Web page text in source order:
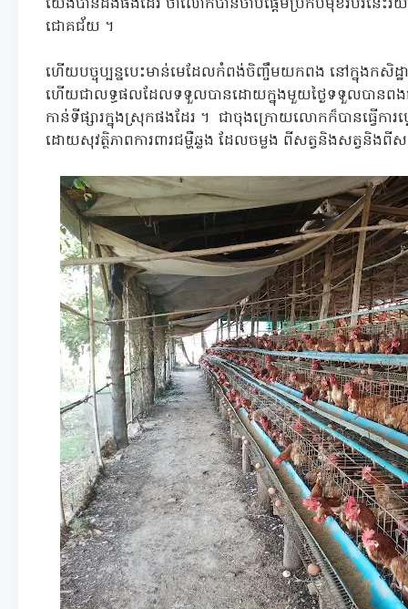
ជោគជ័យ ។
ហើយបច្ចុប្បន្នបេះមាន់មេដែលកំពង់ចិញ្ចឹមយកពង នៅក្នុងកសិ
ហើយជាលទ្ធផលដែលទទួលបានដោយក្នុងមួយថ្ងៃទទួលបានពងជ
កាន់ទីផ្សារក្នុងស្រុកផងដែរ ។ ជាចុងក្រោយលោកក៏បានធ្វើការប្ដ
ដោយសុវត្ថិភាពការពារជម្ហឺឆ្លង ដែលចម្លង ពីសត្វនិងសត្វនិង